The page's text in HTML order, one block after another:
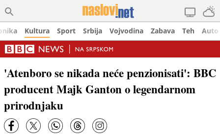
Kultura Sport Srbija Vojvodina Zabava Teh Auto
'Atenboro se nikada neće penzionisati': BBC
producent Majk Ganton o legendarnom
prirodnjaku